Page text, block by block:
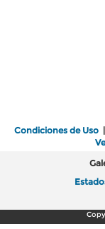
Condiciones de Uso